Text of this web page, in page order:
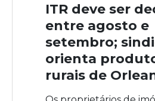
ITR deve ser
entre agosto e
setembro;
orienta
rurais de